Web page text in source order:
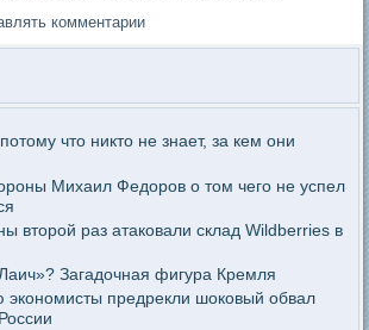
комментарии
что никто не знает, за кем они
Михаил Федоров о том чего не успел
второй раз атаковали склад Wildberries в
Загадочная фигура Кремля
экономисты предрекли шоковый обвал